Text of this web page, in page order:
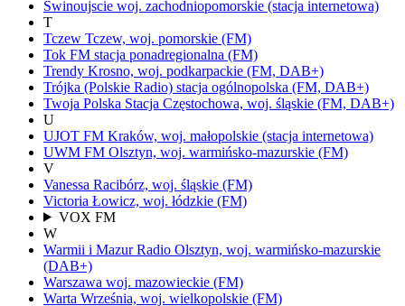
Świnoujscie woj. zachodniopomorskie (stacja internetowa)
T
Tczew Tczew, woj. pomorskie (FM)
Tok FM stacja ponadregionalna (FM)
Trendy Krosno, woj. podkarpackie (FM, DAB+)
Trójka (Polskie Radio) stacja ogólnopolska (FM, DAB+)
Twoja Polska Stacja Częstochowa, woj. śląskie (FM, DAB+)
U
UJOT FM Kraków, woj. małopolskie (stacja internetowa)
UWM FM Olsztyn, woj. warmińsko-mazurskie (FM)
V
Vanessa Racibórz, woj. śląskie (FM)
Victoria Łowicz, woj. łódzkie (FM)
VOX FM
W
Warmii i Mazur Radio Olsztyn, woj. warmińsko-mazurskie
(DAB+)
Warszawa woj. mazowieckie (FM)
Warta Września, woj. wielkopolskie (FM)